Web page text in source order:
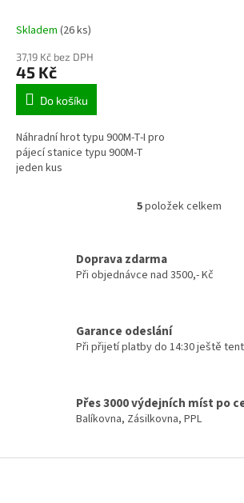
Skladem (26 ks)
37,19 Kč bez DPH
45 Kč
Do košíku
Náhradní hrot typu 900M-T-I pro
pájecí stanice typu 900M-T
jeden kus
O
d
r
y
v
ý
i
5položek celkem
Doprava zdarma
Při objednávce nad 3500,- Kč
Garance odeslání
Při přijetí platby do 14:30 ještě
Přes 3000 výdejních míst po
Balíkovna, Zásilkovna, PPL